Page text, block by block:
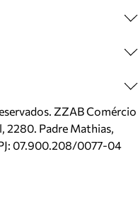
ZZAB Comércio
2280. Padre Mathias,
07.900.208/0077-04